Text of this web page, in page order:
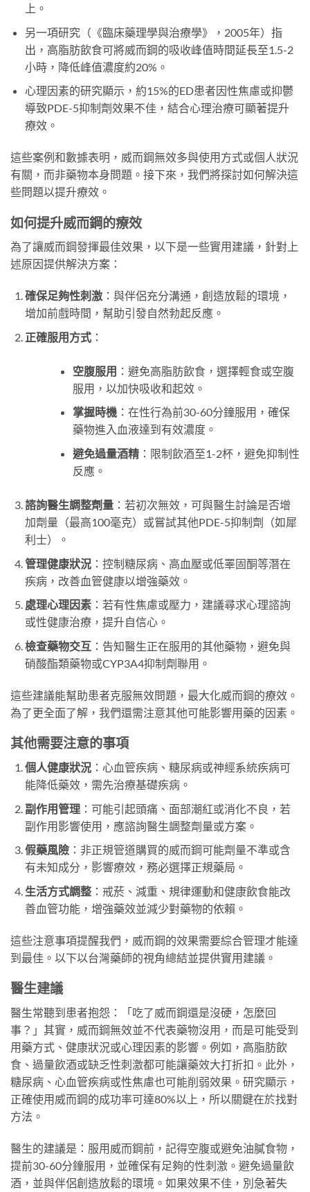
上。
另一項研究（《臨床藥理學與治療學》，2005年）指
出，高脂肪飲食可將威而鋼的吸收峰值時間延長至1.5-2
小時，降低峰值濃度約20%。
心理因素的研究顯示，約15%的ED患者因性焦慮或抑鬱
導致PDE-5抑制劑效果不佳，結合心理治療可顯著提升
療效。
這些案例和數據表明，威而鋼無效多與使用方式或個人狀況
有關，而非藥物本身問題。接下來，我們將探討如何解決這
些問題以提升療效。
如何提升威而鋼的療效
為了讓威而鋼發揮最佳效果，以下是一些實用建議，針對上
述原因提供解決方案：
確保足夠性刺激：與伴侶充分溝通，創造放鬆的環境，
增加前戲時間，幫助引發自然勃起反應。
正確服用方式：
空腹服用 ：避免高脂肪飲食，選擇輕食或空腹
服用，以加快吸收和起效。
掌握時機：在性行為前30-60分鐘服用，確保
藥物進入血液達到有效濃度。
避免過量酒精：限制飲酒至1-2杯，避免抑制性
反應。
諮詢醫生調整劑量：若初次無效，可與醫生討論是否增
加劑量（最高100毫克）或嘗試其他PDE-5抑制劑（如犀
利士）。
管理健康狀況 ：控制糖尿病、高血壓或低睪固酮等潛在
疾病，改善血管健康以增強藥效。
處理心理因素：若有性焦慮或壓力，建議尋求心理諮詢
或性健康治療，提升自信心。
檢查藥物交互：告知醫生正在服用的其他藥物，避免與
硝酸酯類藥物或CYP3A4抑制劑聯用。
這些建議能幫助患者克服無效問題，最大化威而鋼的療效。
為了更全面了解，我們還需注意其他可能影響用藥的因素。
其他需要注意的事項
個人健康狀況：心血管疾病、糖尿病或神經系統疾病可
能降低藥效，需先治療基礎疾病。
副作用管理：可能引起頭痛、面部潮紅或消化不良，若
副作用影響使用，應諮詢醫生調整劑量或方案。
假藥風險：非正規管道購買的威而鋼可能劑量不準或含
有未知成分，影響療效，務必選擇正規藥局。
生活方式調整：戒菸、減重、規律運動和健康飲食能改
善血管功能，增強藥效並減少對藥物的依賴。
這些注意事項提醒我們，威而鋼的效果需要綜合管理才能達
到最佳。以下以台灣藥師的視角總結並提供實用建議。
醫生建議
醫生常聽到患者抱怨：「吃了威而鋼還是沒硬，怎麼回
事？」其實，威而鋼無效並不代表藥物沒用，而是可能受到
用藥方式、健康狀況或心理因素的影響。例如，高脂肪飲
食、過量飲酒或缺乏性刺激都可能讓藥效大打折扣。此外，
糖尿病、心血管疾病或性焦慮也可能削弱效果。研究顯示，
正確使用威而鋼的成功率可達80%以上，所以關鍵在於找對
方法。
醫生的建議是：服用威而鋼前，記得空腹或避免油膩食物，
提前30-60分鐘服用，並確保有足夠的性刺激。避免過量飲
酒，並與伴侶創造放鬆的環境。如果效果不佳，別急著失